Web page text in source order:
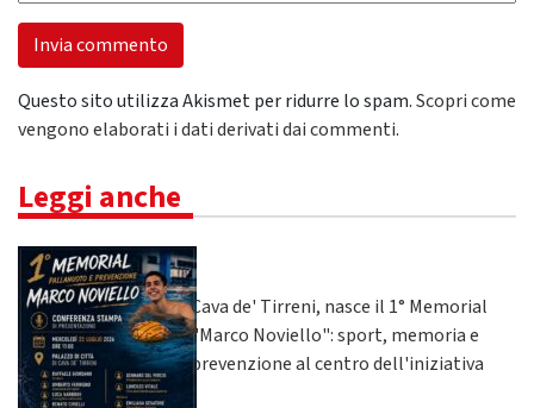
Questo sito utilizza Akismet per ridurre lo spam.Scopri come
vengono elaborati i dati derivati dai commenti.
Leggi anche
Cava de' Tirreni, nasce il 1° Memorial
"Marco Noviello": sport, memoria e
prevenzione al centro dell'iniziativa